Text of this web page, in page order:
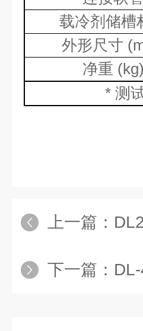
载冷剂储槽
外形尺寸
净重 (kg)
* 测
上一篇：
下一篇：